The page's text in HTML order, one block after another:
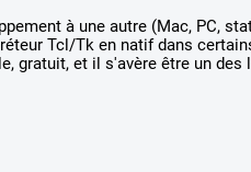
à une autre (Mac, PC,
Tcl/Tk en natif dans
gratuit, et il s'avère être un des